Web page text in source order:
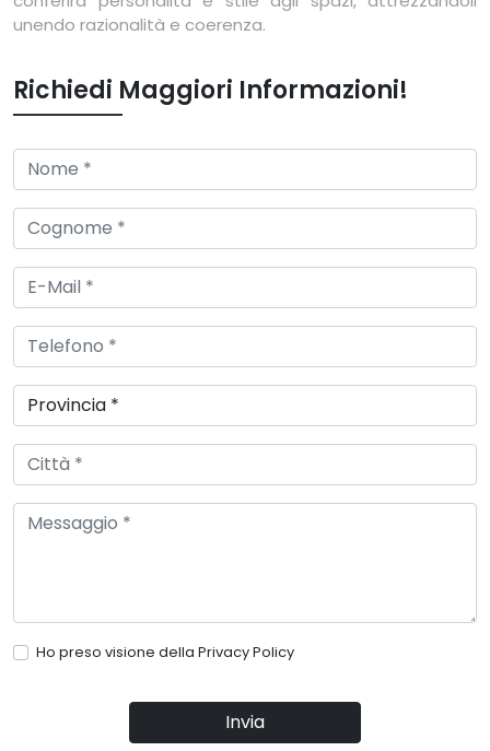
unendo razionalità e coerenza.
Richiedi Maggiori Informazioni!
Ho preso visione della Privacy Policy
Invia